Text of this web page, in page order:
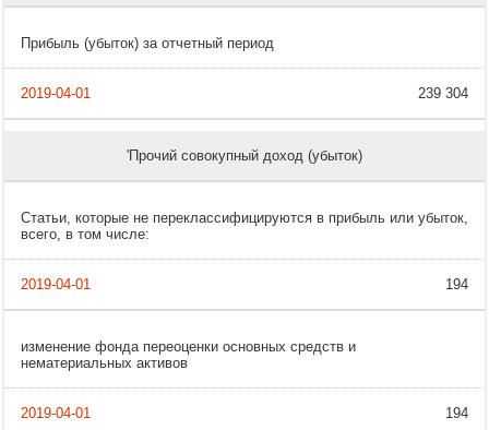
Прибыль (убыток) за отчетный период
239 304
'Прочий совокупный доход (убыток)
Статьи, которые не переклассифицируются в прибыль или убыток,
всего, в том числе:
194
изменение фонда переоценки основных средств и
нематериальных активов
194